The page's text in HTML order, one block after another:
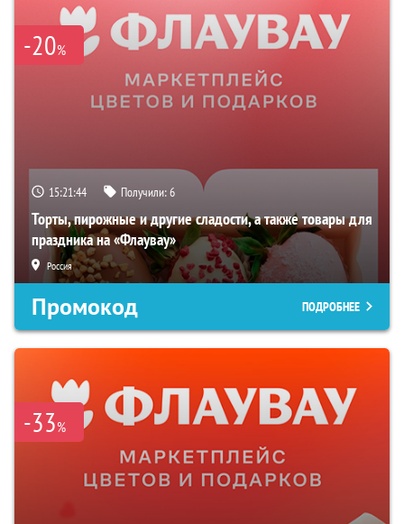
-20%
15:21:43 Получили:6
Торты, пирожные и другие сладости, а также товары для
праздника на «Флаувау»
Россия
Промокод ПОДРОБНЕЕ
-33%